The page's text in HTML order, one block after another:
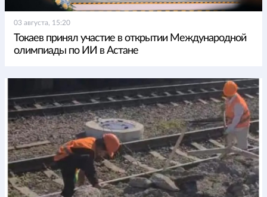
03 августа, 15:20
Токаев принял участие в открытии Международной
олимпиады по ИИ в Астане